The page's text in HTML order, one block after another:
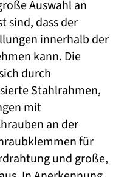
Auswahl an
sind, dass der
innerhalb der
kann. Die
durch
Stahlrahmen,
mit
an der
für
und große,